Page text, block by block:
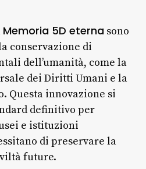
Memoria 5D eternasono
conservazione di
dell’umanità, come la
dei Diritti Umani e la
Questa innovazione si
definitivo per
e istituzioni
di preservare la
future.